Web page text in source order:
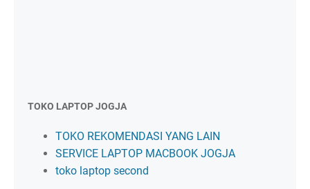
TOKO LAPTOP JOGJA
TOKO REKOMENDASI YANG LAIN
SERVICE LAPTOP MACBOOK JOGJA
toko laptop second